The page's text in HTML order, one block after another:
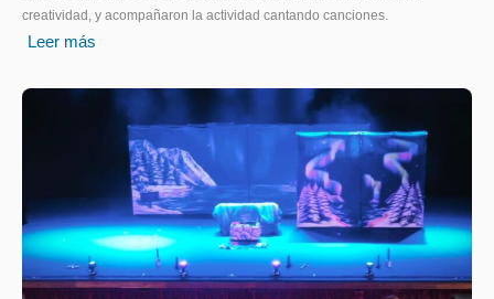
creatividad, y acompañaron la actividad cantando canciones.
Leer más